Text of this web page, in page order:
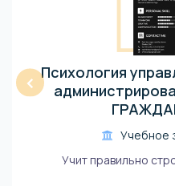
‹ Психология
Учебное
Учит правильно